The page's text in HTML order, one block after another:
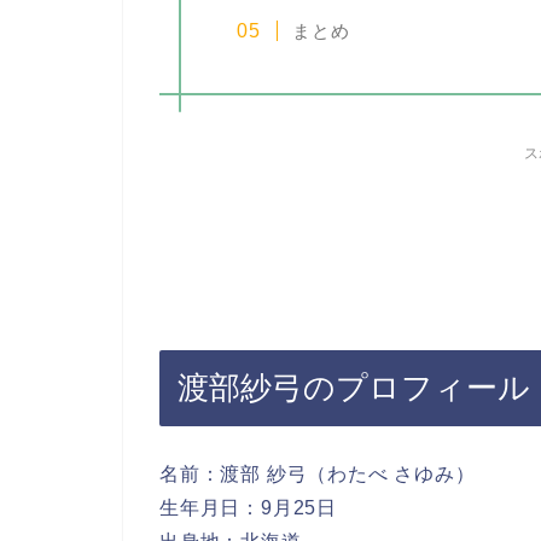
まとめ
渡部紗弓のプロフィール
名前：渡部 紗弓（わたべ さゆみ）
生年月日：9月25日